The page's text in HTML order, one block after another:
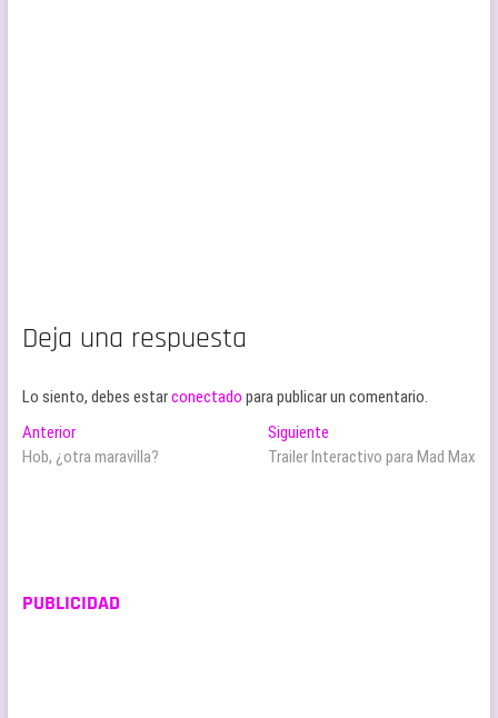
Deja una respuesta
Lo siento, debes estarconectado para publicar un comentario.
Navegación
de
AnteriorEntrada
anterior:
Hob, ¿otra maravilla?
Siguiente
siguiente:
Trailer Interactivo para Mad Max
PUBLICIDAD